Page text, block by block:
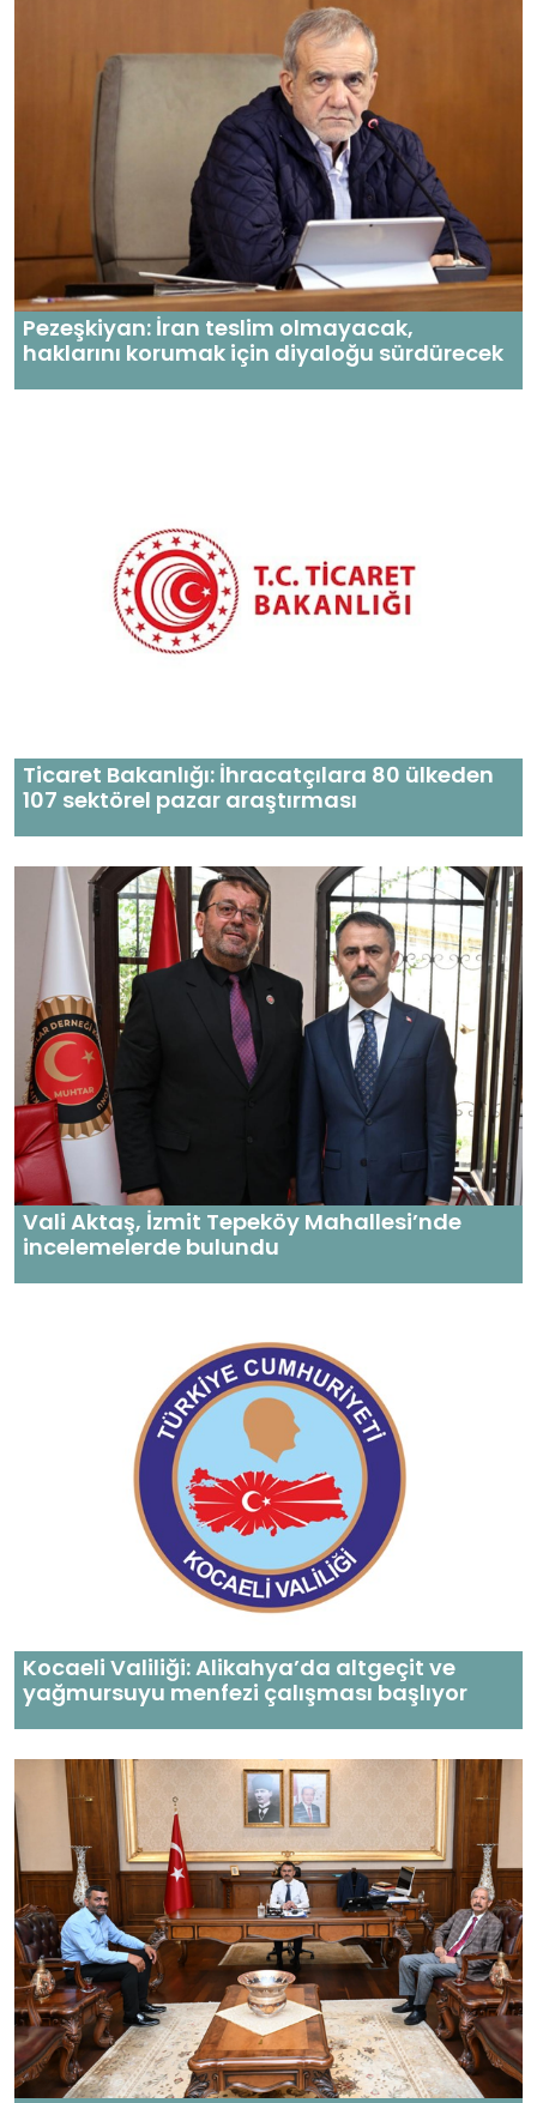
Pezeşkiyan: İran teslim olmayacak,
haklarını korumak için diyaloğu sürdürecek
Ticaret Bakanlığı: İhracatçılara 80 ülkeden
107 sektörel pazar araştırması
Vali Aktaş, İzmit Tepeköy Mahallesi’nde
incelemelerde bulundu
Kocaeli Valiliği: Alikahya’da altgeçit ve
yağmursuyu menfezi çalışması başlıyor